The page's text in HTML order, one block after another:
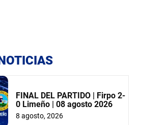
FINAL DEL PARTIDO | Firpo 2-
0 Limeño | 08 agosto 2026
8 agosto, 2026